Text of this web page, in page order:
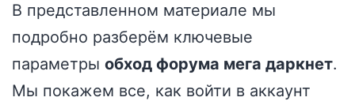
В представленном материале мы
подробно разберём ключевые
параметры обход форума мега даркнет.
Мы покажем все, как войти в аккаунт